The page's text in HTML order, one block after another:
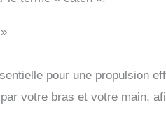
pour une propulsion
votre bras et votre main,